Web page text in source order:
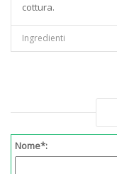
cottura.
Ingredienti
Nome*: